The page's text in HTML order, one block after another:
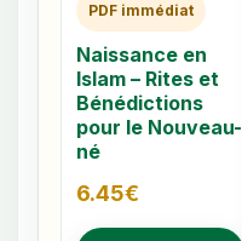
PDF immédiat
Naissance en
Islam – Rites et
Bénédictions
pour le Nouveau-
né
6.45€